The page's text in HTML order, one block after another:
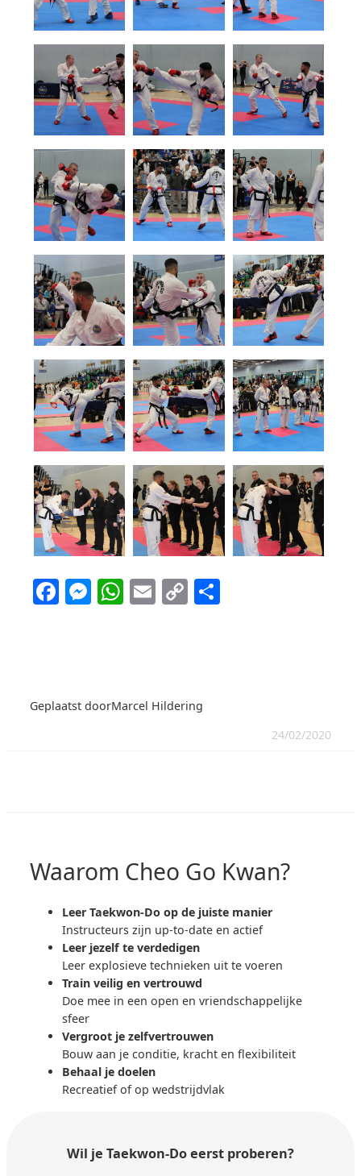
Facebook
Messenger
WhatsApp
Email
CopyDelen
Geplaatst doorMarcel Hildering
24/02/2020
Waarom Cheo Go Kwan?
Leer Taekwon-Do op de juiste manier
Instructeurs zijn up-to-date en actief
Leer jezelf te verdedigen
Leer explosieve technieken uit te voeren
Train veilig en vertrouwd
Doe mee in een open en vriendschappelijke
sfeer
Vergroot je zelfvertrouwen
Bouw aan je conditie, kracht en flexibiliteit
Behaal je doelen
Recreatief of op wedstrijdvlak
Wil je Taekwon-Doeerst proberen?